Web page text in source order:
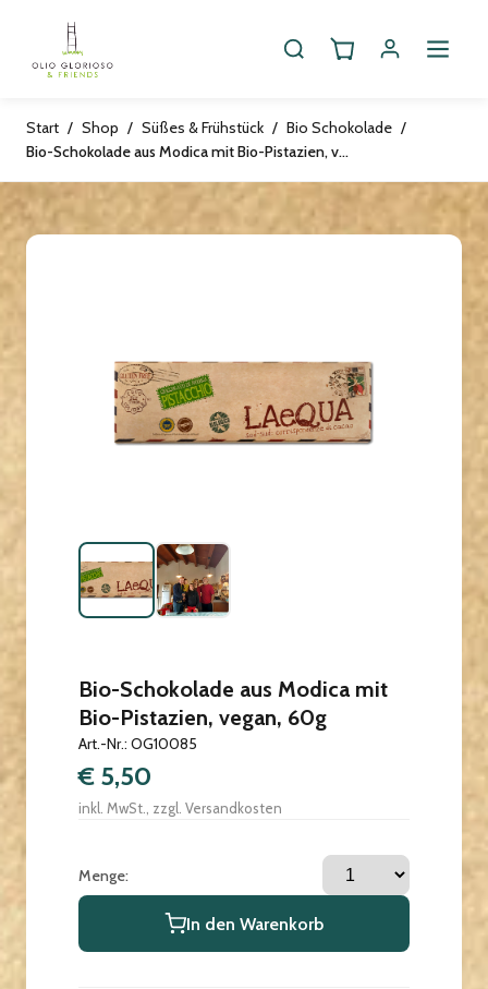
Start / Shop / Süßes & Frühstück / Bio Schokolade /
Bio-Schokolade aus Modica mit Bio-Pistazien, vegan, 60g
Bio-Schokolade aus Modica mit
Bio-Pistazien, vegan, 60g
Art.-Nr.: OG10085
€ 5,50
inkl. MwSt., zzgl. Versandkosten
Menge:
In den Warenkorb